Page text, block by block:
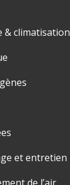
climatisation
et entretien